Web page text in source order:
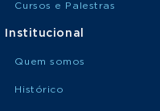
Cursos e Palestras
Institucional
Quem somos
Histórico